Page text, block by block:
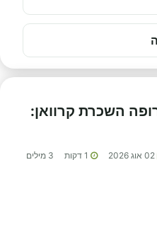
השכרת קרוואן:
02 אוג 2026 1 דקות 3 מילים